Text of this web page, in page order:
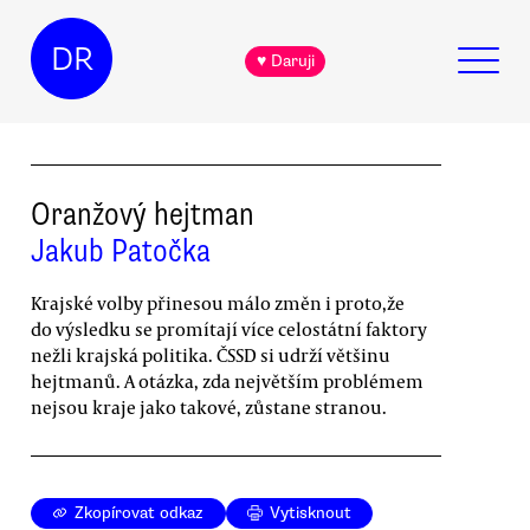
DR ♥ Daruji
Oranžový hejtman
Jakub Patočka
Krajské volby přinesou málo změn i proto,že
do výsledku se promítají více celostátní faktory
nežli krajská politika. ČSSD si udrží většinu
hejtmanů. A otázka, zda největším problémem
nejsou kraje jako takové, zůstane stranou.
Zkopírovat odkaz Vytisknout